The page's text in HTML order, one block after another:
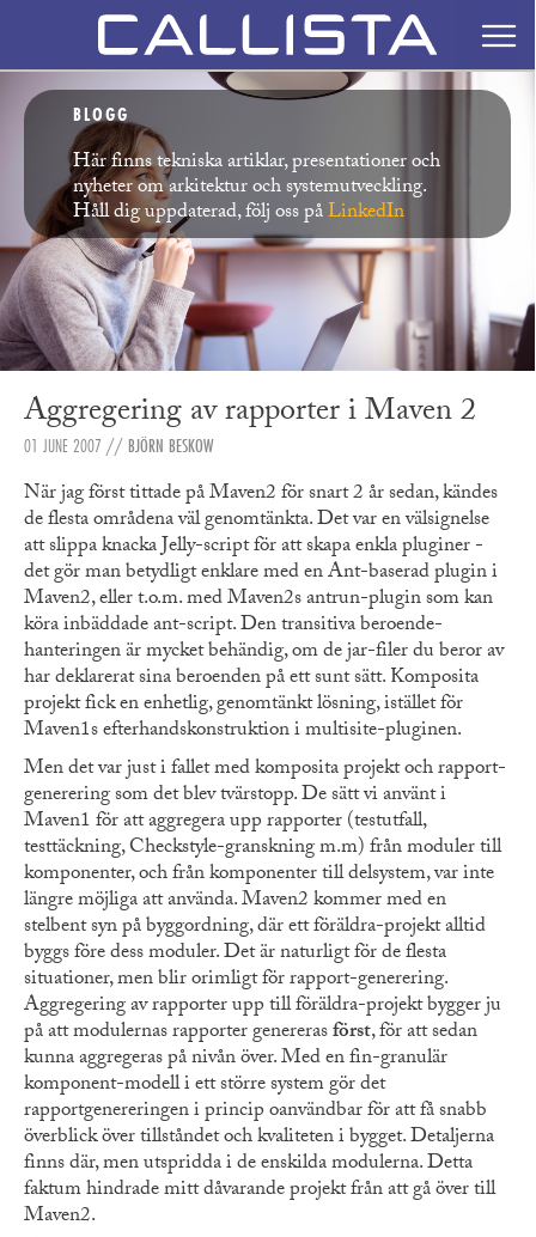
BLOGG
Här finns tekniska artiklar, presentationer och
nyheter om arkitektur och systemutveckling.
Håll dig uppdaterad, följ oss påLinkedIn
Aggregering av rapporter i Maven 2
01 JUNE 2007 // BJÖRN BESKOW
När jag först tittade på Maven2 för snart 2 år sedan, kändes
de flesta områdena väl genomtänkta. Det var en välsignelse
att slippa knacka Jelly-script för att skapa enkla pluginer -
det gör man betydligt enklare med en Ant-baserad plugin i
Maven2, eller t.o.m. med Maven2s antrun-plugin som kan
köra inbäddade ant-script. Den transitiva beroende-
hanteringen är mycket behändig, om de jar-filer du beror av
har deklarerat sina beroenden på ett sunt sätt. Komposita
projekt fick en enhetlig, genomtänkt lösning, istället för
Maven1s efterhandskonstruktion i multisite-pluginen.
Men det var just i fallet med komposita projekt och rapport-
generering som det blev tvärstopp. De sätt vi använt i
Maven1 för att aggregera upp rapporter (testutfall,
testtäckning, Checkstyle-granskning m.m) från moduler till
komponenter, och från komponenter till delsystem, var inte
längre möjliga att använda. Maven2 kommer med en
stelbent syn på byggordning, där ett föräldra-projekt alltid
byggs före dess moduler. Det är naturligt för de flesta
situationer, men blir orimligt för rapport-generering.
Aggregering av rapporter upp till föräldra-projekt bygger ju
på att modulernas rapporter genererasförst, för att sedan
kunna aggregeras på nivån över. Med en fin-granulär
komponent-modell i ett större system gör det
rapportgenereringen i princip oanvändbar för att få snabb
överblick över tillståndet och kvaliteten i bygget. Detaljerna
finns där, men utspridda i de enskilda modulerna. Detta
faktum hindrade mitt dåvarande projekt från att gå över till
Maven2.